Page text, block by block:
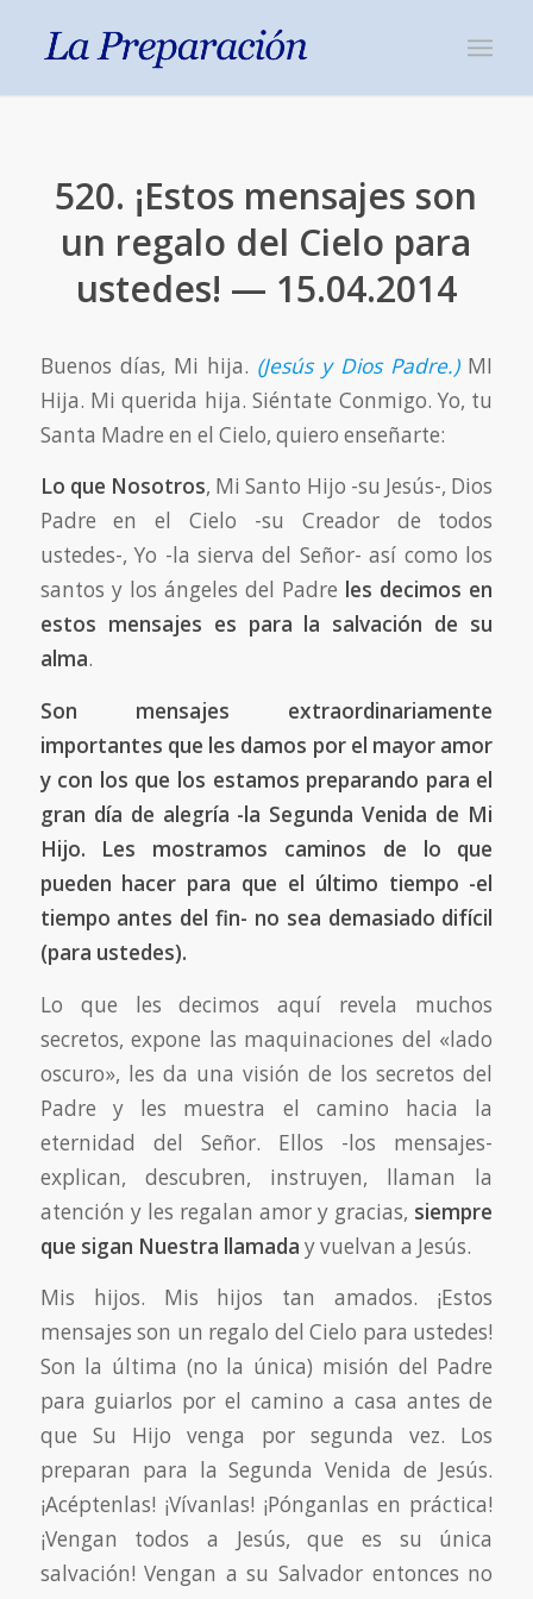
520. ¡Estos mensajes son
un regalo del Cielo para
ustedes! — 15.04.2014
Buenos días, Mi hija. (Jesús y Dios Padre.)MI
Hija. Mi querida hija. Siéntate Conmigo. Yo, tu
Santa Madre en el Cielo, quiero enseñarte:
Lo que Nosotros, Mi Santo Hijo -su Jesús-, Dios
Padre en el Cielo -su Creador de todos
ustedes-, Yo -la sierva del Señor- así como los
santos y los ángeles del Padre les decimos en
estos mensajes es para la salvación de su
alma.
Son mensajes extraordinariamente
importantes que les damos por el mayor amor
y con los que los estamos preparando para el
gran día de alegría -la Segunda Venida de Mi
Hijo. Les mostramos caminos de lo que
pueden hacer para que el último tiempo -el
tiempo antes del fin- no sea demasiado difícil
(para ustedes).
Lo que les decimos aquí revela muchos
secretos, expone las maquinaciones del «lado
oscuro», les da una visión de los secretos del
Padre y les muestra el camino hacia la
eternidad del Señor. Ellos -los mensajes-
explican, descubren, instruyen, llaman la
atención y les regalan amor y gracias, siempre
que sigan Nuestra llamada y vuelvan a Jesús.
Mis hijos. Mis hijos tan amados. ¡Estos
mensajes son un regalo del Cielo para ustedes!
Son la última (no la única) misión del Padre
para guiarlos por el camino a casa antes de
que Su Hijo venga por segunda vez. Los
preparan para la Segunda Venida de Jesús.
¡Acéptenlas! ¡Vívanlas! ¡Pónganlas en práctica!
¡Vengan todos a Jesús, que es su única
salvación! Vengan a su Salvador entonces no